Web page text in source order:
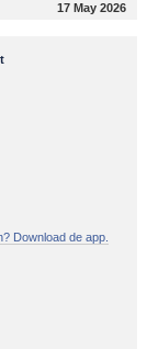
17 May 2026
Download de app.